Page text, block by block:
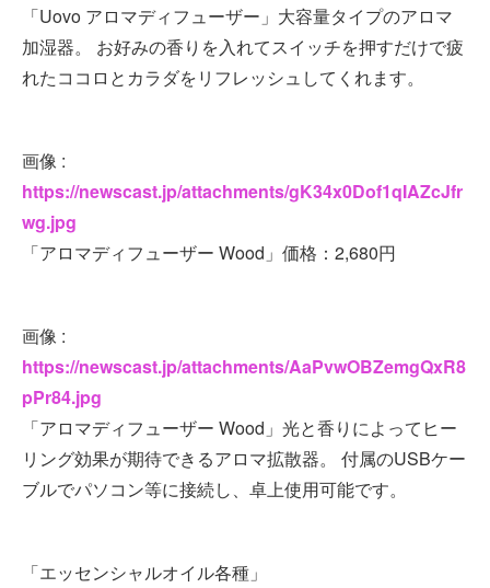
「Uovo アロマディフューザー」大容量タイプのアロマ
加湿器。 お好みの香りを入れてスイッチを押すだけで疲
れたココロとカラダをリフレッシュしてくれます。
画像 :
https://newscast.jp/attachments/gK34x0Dof1qIAZcJfr
wg.jpg
「アロマディフューザー Wood」価格：2,680円
画像 :
https://newscast.jp/attachments/AaPvwOBZemgQxR8
pPr84.jpg
「アロマディフューザー Wood」光と香りによってヒー
リング効果が期待できるアロマ拡散器。 付属のUSBケー
ブルでパソコン等に接続し、卓上使用可能です。
「エッセンシャルオイル各種」